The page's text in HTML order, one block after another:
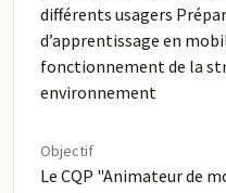
différents usagers
d’apprentissage en
fonctionnement de la
environnement
Objectif
Le CQP "Animateur de